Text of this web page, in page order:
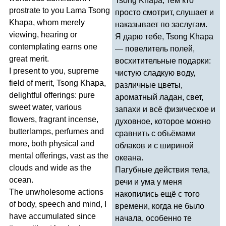
prostrate to you Lama Tsong
Khapa, whom merely
viewing, hearing or
contemplating earns one
great merit.
present to you, supreme
field of merit, Tsong Khapa,
delightful offerings: pure
sweet water, various
flowers, fragrant incense,
butterlamps, perfumes and
more, both physical and
mental offerings, vast as the
clouds and wide as the
ocean.
The unwholesome actions
of body, speech and mind,
have accumulated since
просто смотрит, слушает и
наказывает по заслугам.
Я дарю тебе, Tsong Khapa
— повелитель полей,
восхитительные подарки:
чистую сладкую воду,
различные цветы,
ароматный ладан, свет,
запахи и всё физическое и
духовное, которое можно
сравнить с объёмами
облаков и с шириной
океана.
Пагубные действия тела,
речи и ума у меня
накопились ещё с того
времени, когда не было
начала, особенно те